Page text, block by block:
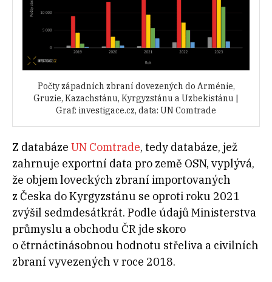
Počty západních zbraní dovezených do Arménie,
Gruzie, Kazachstánu, Kyrgyzstánu a Uzbekistánu |
Graf: investigace.cz, data: UN Comtrade
Z databáze UN Comtrade, tedy databáze, jež
zahrnuje exportní data pro země OSN, vyplývá,
že objem loveckých zbraní importovaných
z Česka do Kyrgyzstánu se oproti roku 2021
zvýšil sedmdesátkrát. Podle údajů Ministerstva
průmyslu a obchodu ČR jde skoro
o čtrnáctinásobnou hodnotu střeliva a civilních
zbraní vyvezených v roce 2018.